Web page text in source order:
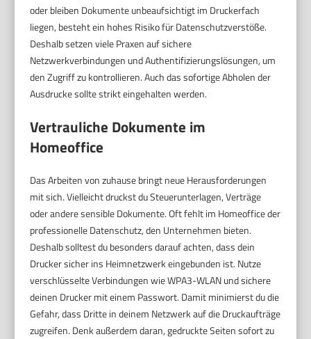
oder bleiben Dokumente unbeaufsichtigt im Druckerfach
liegen, besteht ein hohes Risiko für Datenschutzverstöße.
Deshalb setzen viele Praxen auf sichere
Netzwerkverbindungen und Authentifizierungslösungen, um
den Zugriff zu kontrollieren. Auch das sofortige Abholen der
Ausdrucke sollte strikt eingehalten werden.
Vertrauliche Dokumente im
Homeoffice
Das Arbeiten von zuhause bringt neue Herausforderungen
mit sich. Vielleicht druckst du Steuerunterlagen, Verträge
oder andere sensible Dokumente. Oft fehlt im Homeoffice der
professionelle Datenschutz, den Unternehmen bieten.
Deshalb solltest du besonders darauf achten, dass dein
Drucker sicher ins Heimnetzwerk eingebunden ist. Nutze
verschlüsselte Verbindungen wie WPA3-WLAN und sichere
deinen Drucker mit einem Passwort. Damit minimierst du die
Gefahr, dass Dritte in deinem Netzwerk auf die Druckaufträge
zugreifen. Denk außerdem daran, gedruckte Seiten sofort zu